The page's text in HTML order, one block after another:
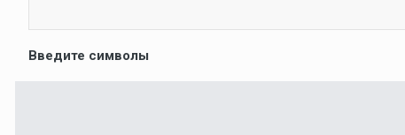
Введите символы